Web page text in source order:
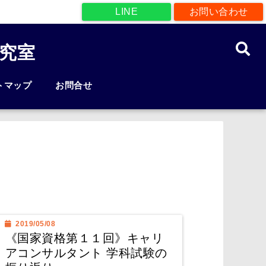
お問い合わせ
LINE
室
マップ お問合せ
2019/05/08
《国家資格第１１回》キャリ
アコンサルタント 学科試験の